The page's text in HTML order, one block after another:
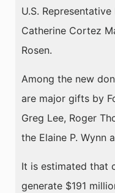
U.S.
Catherine Cortez
Rosen.
Among the new
are major gifts by
Greg Lee, Roger
the Elaine P. Wynn
It is estimated that
generate $191